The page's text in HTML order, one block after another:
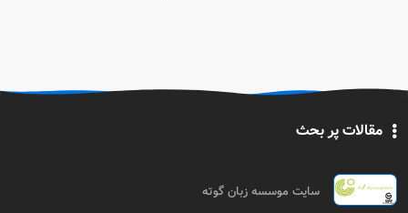
مقالات پر بحث
سایت موسسه زبان گوته